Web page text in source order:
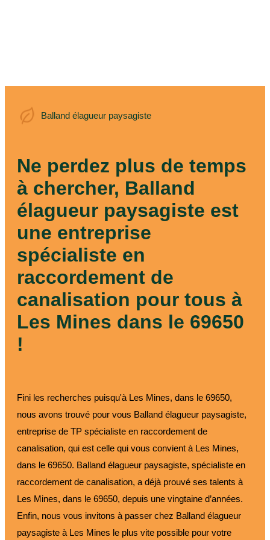
Balland élagueur paysagiste
Balland élagueur
Ne perdez plus de temps
à chercher, Balland
élagueur paysagiste est
une entreprise
spécialiste en
raccordement de
canalisation pour tous à
Les Mines dans le 69650
!
Fini les recherches puisqu'à Les Mines, dans le 69650,
nous avons trouvé pour vous Balland élagueur paysagiste,
entreprise de TP spécialiste en raccordement de
canalisation, qui est celle qui vous convient à Les Mines,
dans le 69650. Balland élagueur paysagiste, spécialiste en
raccordement de canalisation, a déjà prouvé ses talents à
Les Mines, dans le 69650, depuis une vingtaine d’années.
Enfin, nous vous invitons à passer chez Balland élagueur
paysagiste à Les Mines le plus vite possible pour votre